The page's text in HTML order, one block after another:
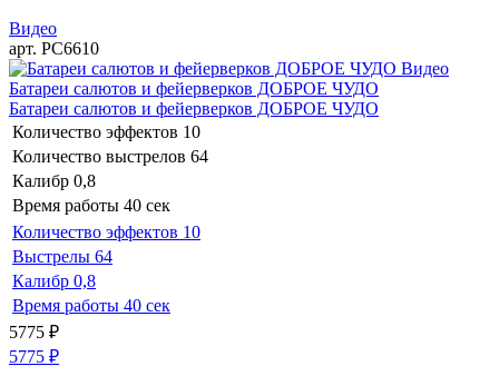
Видео
арт. РС6610
Видео
Батареи салютов и фейерверков ДОБРОЕ ЧУДО
Батареи салютов и фейерверков ДОБРОЕ ЧУДО
Количество эффектов 10
Количество выстрелов 64
Калибр 0,8
Время работы 40 сек
Количество эффектов 10
Выстрелы 64
Калибр 0,8
Время работы 40 сек
5775 ₽
5775 ₽